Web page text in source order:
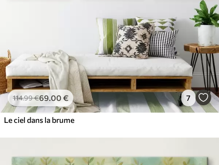
114.99€69 .00 € 7
Le ciel dans la brume